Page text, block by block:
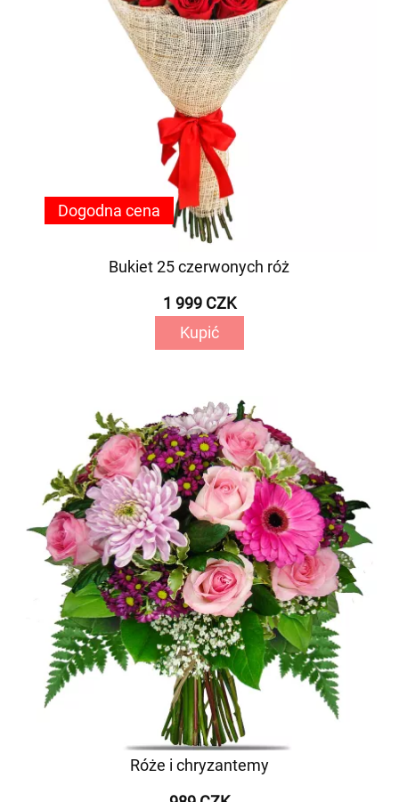
Bukiet 25 czerwonych róż
1 999 CZK
Kupić
Dogodna cena
Róże i chryzantemy